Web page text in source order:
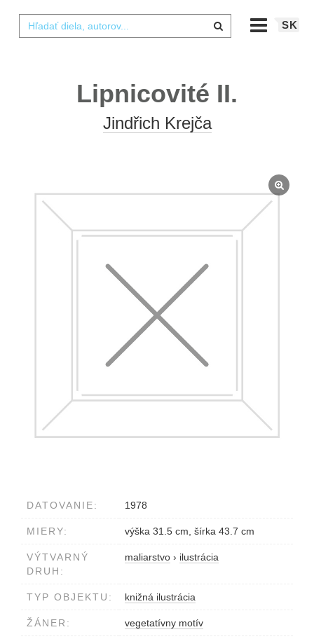
SK
Lipnicovité II.
Jindřich Krejča
DATOVANIE: 1978
MIERY: výška 31.5 cm, šírka 43.7 cm
VÝTVARNÝ
DRUH:
maliarstvo › ilustrácia
TYP OBJEKTU: knižná ilustrácia
ŽÁNER: vegetatívny motív